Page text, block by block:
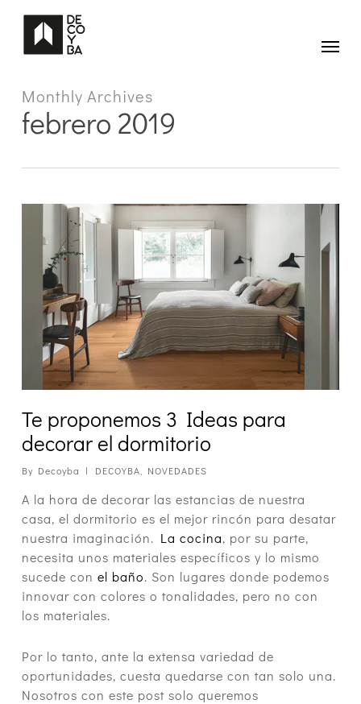
Menu
Monthly Archives
febrero 2019
Te proponemos 3 Ideas para
decorar el dormitorio
By Decoyba DECOYBA NOVEDADES
A la hora de decorar las estancias de nuestra
casa, el dormitorio es el mejor rincón para desatar
nuestra imaginación. La cocina, por su parte,
necesita unos materiales específicos y lo mismo
sucede con el baño. Son lugares donde podemos
innovar con colores o tonalidades, pero no con
los materiales.
Por lo tanto, ante la extensa variedad de
oportunidades, cuesta quedarse con tan solo una.
Nosotros con este post solo queremos